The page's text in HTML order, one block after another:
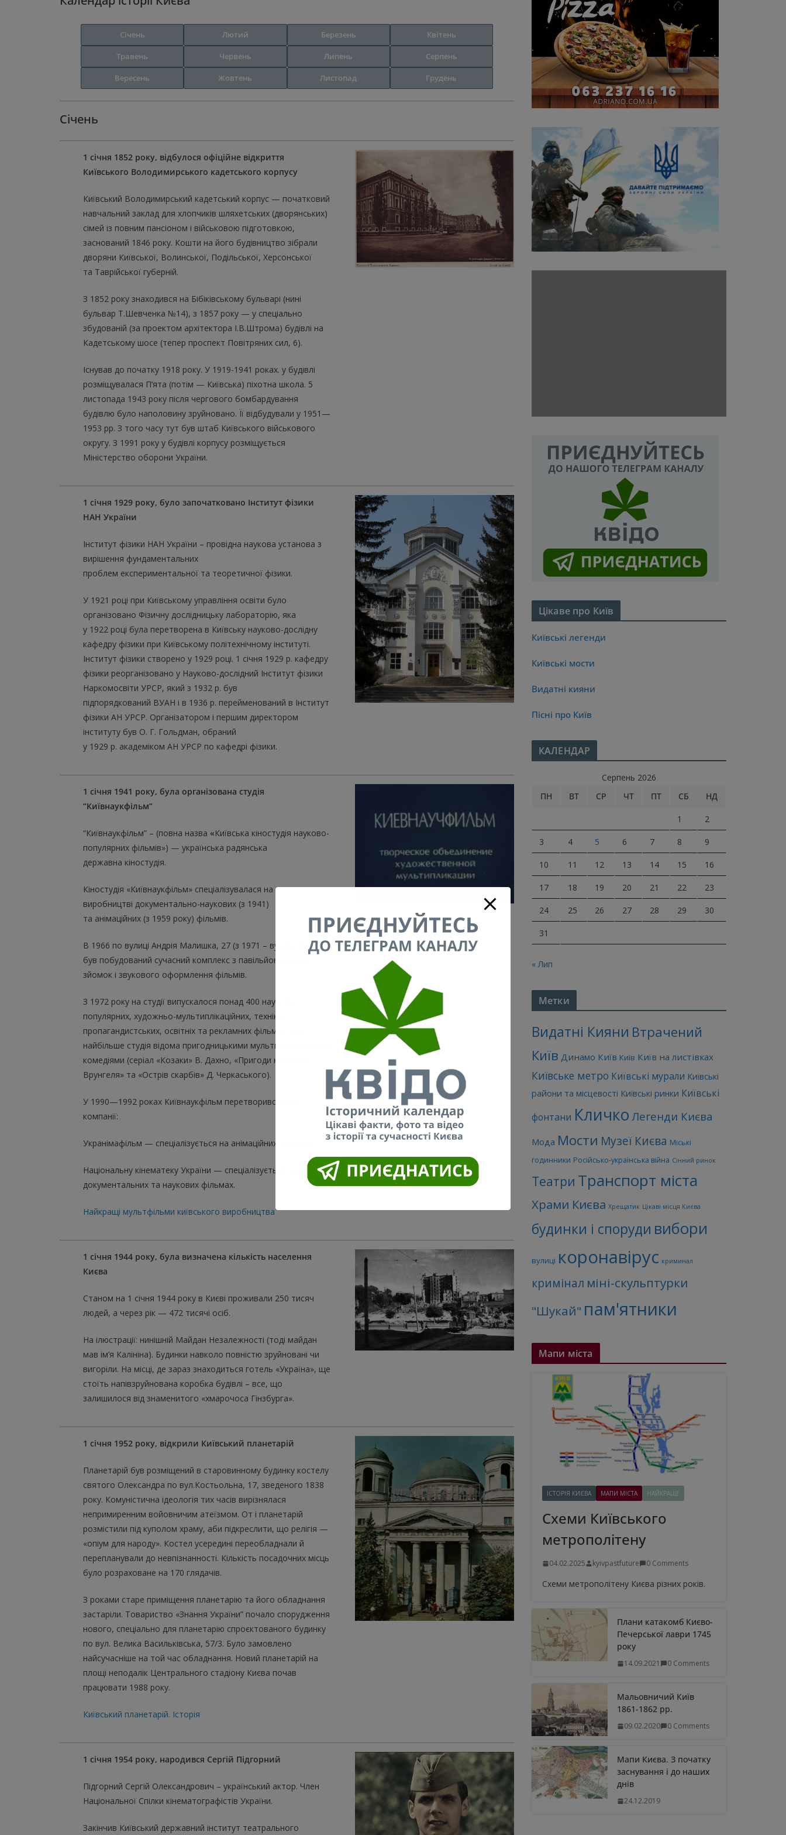
Січень Лютий Березень Квітень
Травень Червень Липень Серпень
Вересень Жовтень Листопад Грудень
Січень
1 січня 1852 року, відбулося офіційне відкриття
Київського Володимирського кадетського корпусу
Київський Володимирський кадетський корпус — початковий
навчальний заклад для хлопчиків шляхетських (дворянських)
сімей із повним пансіоном і військовою підготовкою,
заснований 1846 року. Кошти на його будівництво зібрали
дворяни Київської, Волинської, Подільської, Херсонської
та Таврійської губерній.
З 1852 року знаходився на Бібіківському бульварі (нині
бульвар Т.Шевченка №14), з 1857 року — у спеціально
збудованій (за проектом архітектора І.В.Штрома) будівлі на
Кадетському шосе (тепер проспект Повітряних сил, 6).
Існував до початку 1918 року. У 1919-1941 роках. у будівлі
розміщувалася П’ята (потім — Київська) піхотна школа. 5
листопада 1943 року після чергового бомбардування
будівлю було наполовину зруйновано. Її відбудували у 1951—
1953 pp. З того часу тут був штаб Київського військового
округу. З 1991 року у будівлі корпусу розміщується
Міністерство оборони України.
1 січня 1929 року, було започатковано Інститут фізики
НАН України
Інститут фізики НАН України – провідна наукова установа з
вирішення фундаментальних
проблем експериментальної та теоретичної фізики.
У 1921 році при Київському управління освіти було
організовано Фізичну дослідницьку лабораторію, яка
у 1922 році була перетворена в Київську науково-дослідну
кафедру фізики при Київському політехнічному інституті.
Інститут фізики створено у 1929 році. 1 січня 1929 р. кафедру
фізики реорганізовано у Науково-дослідний Інститут фізики
Наркомосвіти УРСР, який з 1932 р. був
підпорядкований ВУАН і в 1936 р. перейменований в Інститут
фізики АН УРСР. Організатором і першим директором
інституту був О. Г. Гольдман, обраний
у 1929 р. академіком АН УРСР по кафедрі фізики.
1 січня 1941 року, була організована студія
“Київнаукфільм”
“Київнаукфільм” – (повна назва «Київська кіностудія науково-
популярних фільмів») — українська радянська
державна кіностудія.
Кіностудія «Київнаукфільм» спеціалізувалася на
виробництві документально-наукових (з 1941)
та анімаційних (з 1959 року) фільмів.
В 1966 по вулиці Андрія Малишка, 27 (з 1971 – вулиця Кіото)
був побудований сучасний комплекс з павільйонами для
зйомок і звукового оформлення фільмів.
З 1972 року на студії випускалося понад 400 науково-
популярних, художньо-мультиплікаційних, техніко-
пропагандистських, освітніх та рекламних фільмів, але
найбільше студія відома пригодницькими мультиплікаційними
комедіями (серіал «Козаки» В. Дахно, «Пригоди капітана
Врунгеля» та «Острів скарбів» Д. Черкаського).
У 1990—1992 роках Київнаукфільм перетворився на 2
компанії:
Укранімафільм — спеціалізується на анімаційних фільмах.
Національну кінематеку України — спеціалізується на
документальних та наукових фільмах.
Найкращі мультфільми київського виробництва
1 січня 1944 року, була визначена кількість населення
Києва
Станом на 1 січня 1944 року в Києві проживали 250 тисяч
людей, а через рік — 472 тисячі осіб.
На ілюстрації: нинішній Майдан Незалежності (тоді майдан
мав ім’я Калініна). Будинки навколо повністю зруйновані чи
вигоріли. На місці, де зараз знаходиться готель «Україна», ще
стоїть напівзруйнована коробка будівлі – все, що
залишилося від знаменитого «хмарочоса Гінзбурга».
1 січня 1952 року, відкрили Київський планетарій
Планетарій був розміщений в старовинному будинку костелу
святого Олександра по вул.Костьольна, 17, зведеного 1838
року. Комуністична ідеологія тих часів вирізнялася
непримиренним войовничим атеїзмом. От і планетарій
розмістили під куполом храму, аби підкреслити, що релігія —
«опіум для народу». Костел усередині переобладнали й
перепланували до невпізнанності. Кількість посадочних місць
було розраховане на 170 глядачів.
З роками старе приміщення планетарію та його обладнання
застаріли. Товариство «Знання України” почало спорудження
нового, спеціально для планетарію спроєктованого будинку
по вул. Велика Васильківська, 57/3. Було замовлено
найсучасніше на той час обладнання. Новий планетарій на
площі неподалік Центрального стадіону Києва почав
працювати 1988 року.
Київський планетарій. Історія
1 січня 1954 року, народився Сергій Підгорний
Підгорний Сергій Олександрович – український актор. Член
Національної Спілки кінематографістів України.
Закінчив Київський державний інститут театрального
Цікаве про Київ
Київські легенди
Київські мости
Видатні кияни
Пісні про Київ
КАЛЕНДАР
Серпень 2026
ПН
ВТ СР ЧТ ПТ СБ НД
1 2
3 4 5 6 7 8 9
10 11 12 13 14 15 16
17 18 19 20 21 22 23
24 25 26 27 28 29 30
31
« Лип
Метки
Видатні Кияни Втрачений
Київ Динамо Київ Київ Київ на листівках
Київське метро Київські мурали Київські
райони та місцевості Київські ринки Київські
фонтани Кличко Легенди Києва
Мода Мости Музеї Києва Міські
годинники Російсько-українська війна Сінний ринок
Театри Транспорт міста
Храми Києва Хрещатик Цікаві місця Києва
будинки і споруди вибори
вулиці коронавірус криминал
кримінал міні-скульптурки
"Шукай" пам'ятники
Мапи міста
ІСТОРІЯ КИЄВА МАПИ МІСТА НАЙКРАЩЕ
Схеми Київського
метрополітену
04.02.2025 kyivpastfuture 0 Comments
Схеми метрополітену Києва різних років.
Плани катакомб Києво-
Печерської лаври 1745
року
14.09.2021 0 Comments
Мальовничий Київ
1861-1862 рр.
09.02.2020 0 Comments
Мапи Києва. З початку
заснування і до наших
днів
24.12.2019